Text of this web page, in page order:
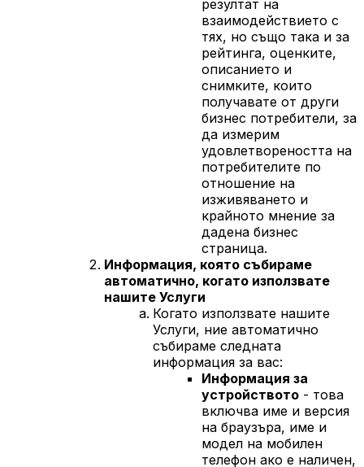
резултат на
взаимодействието с
тях, но също така и за
рейтинга, оценките,
описанието и
снимките, които
получавате от други
бизнес потребители, за
да измерим
удовлетвореността на
потребителите по
отношение на
изживяването и
крайното мнение за
дадена бизнес
страница.
Информация, която събираме
автоматично, когато използвате
нашите Услуги
Когато използвате нашите
Услуги, ние автоматично
събираме следната
информация за вас:
Информация за
устройството - това
включва име и версия
на браузъра, име и
модел на мобилен
телефон ако е наличен,